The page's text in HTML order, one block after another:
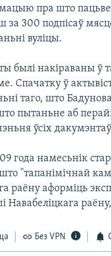
пра што
за 300 подпісаў
вуліцы.
былі накіраваны ў
Спачатку ў
таго, што
пытаньне аб
ўсіх
года намесьнік
"тапанімічнай
раёну аформіць
Навабеліцкага
Без VPN